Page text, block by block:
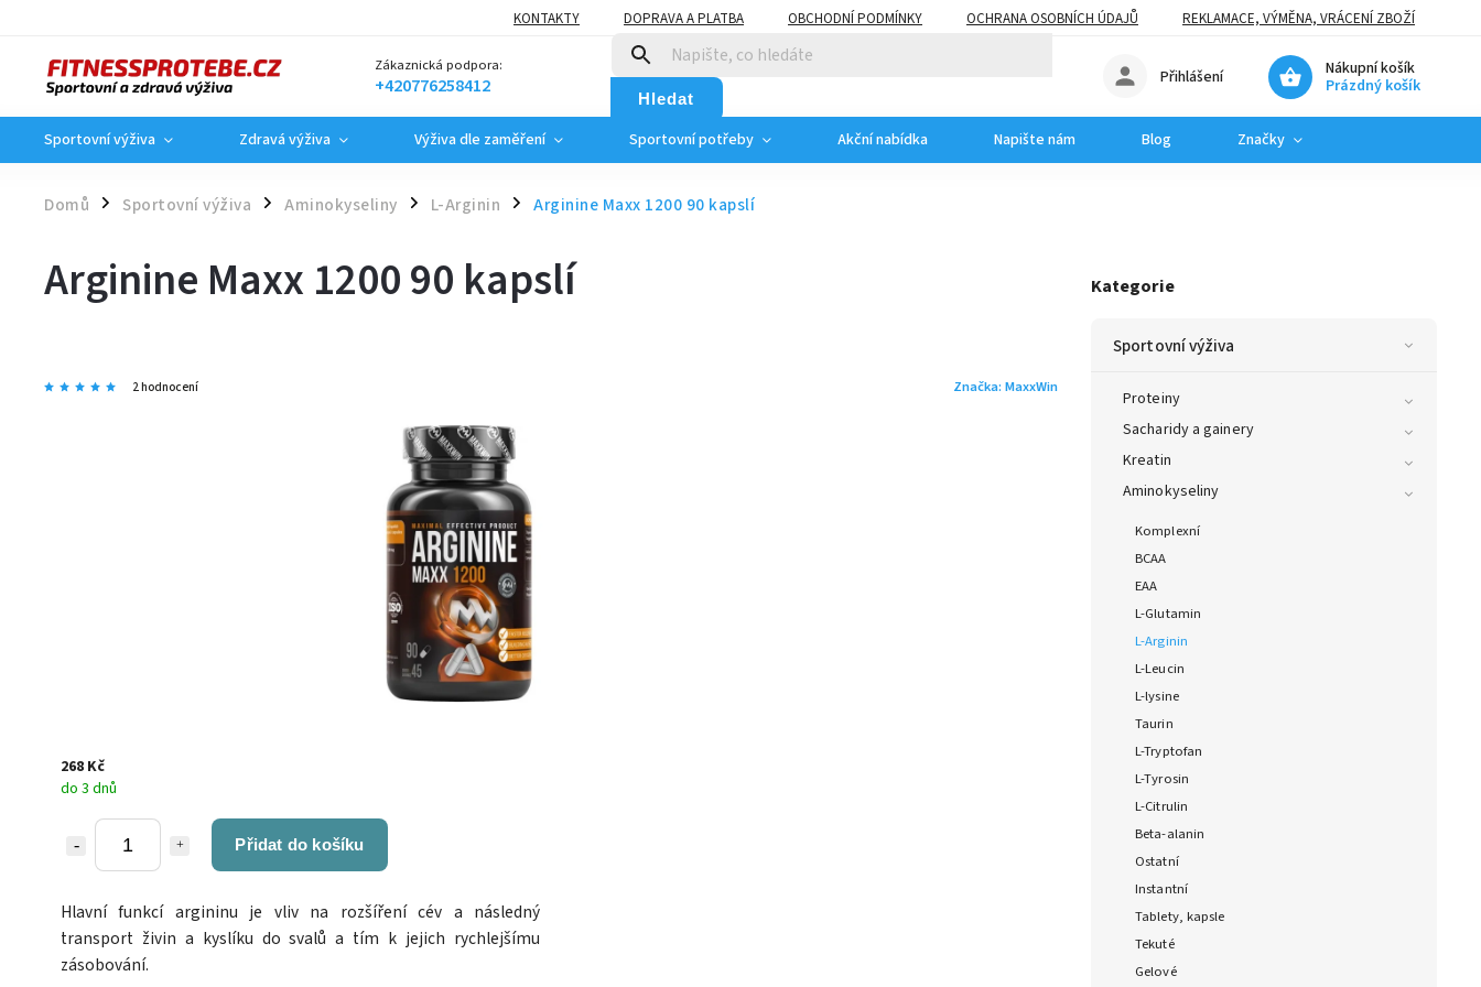
KONTAKTY DOPRAVA A PLATBA OBCHODNÍ PODMÍNKY OCHRANA OSOBNÍCH ÚDAJŮ REKLAMACE, VÝMĚNA, VRÁCENÍ ZBOŽÍ
Zákaznická podpora:
+420776258412 Hledat
Nákupní košík
Prázdný košík
Přihlášení
Sportovní výživa Zdravá výživa Výživa dle zaměření Sportovní potřeby Akční nabídka Napište nám Blog Značky
Domů / Sportovní výživa / Aminokyseliny / L-Arginin / Arginine Maxx 1200 90 kapslí
Kategorie
Sportovní výživa
Proteiny
Sacharidy a gainery
Kreatin
Aminokyseliny
Komplexní
BCAA
EAA
L-Glutamin
L-Arginin
L-Leucin
L-lysine
Taurin
L-Tryptofan
L-Tyrosin
L-Citrulin
Beta-alanin
Ostatní
Instantní
Tablety, kapsle
Tekuté
Gelové
Arginine Maxx 1200 90 kapslí
2 hodnocení Značka: MaxxWin
268 Kč
do 3 dnů
Přidat do košíku
Hlavní funkcí argininu je vliv na rozšíření cév a následný
transport živin a kyslíku do svalů a tím k jejich rychlejšímu
zásobování.